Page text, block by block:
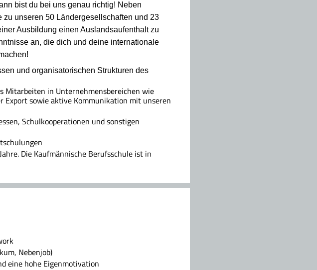
bist du bei uns genau richtig! Neben
unseren 50 Ländergesellschaften und 23
Ausbildung einen Auslandsaufenthalt zu
an, die dich und deine internationale
und organisatorischen Strukturen des
Mitarbeiten in Unternehmensbereichen wie
Export sowie aktive Kommunikation mit unseren
Schulkooperationen und sonstigen
Die Kaufmännische Berufsschule ist in
Nebenjob)
eine hohe Eigenmotivation